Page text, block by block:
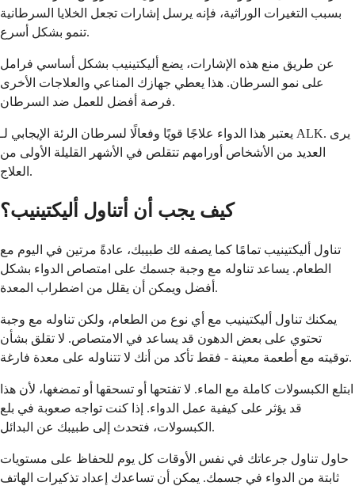
بسبب التغيرات الوراثية، فإنه يرسل إشارات تجعل الخلايا السرطانية
تنمو بشكل أسرع.
عن طريق منع هذه الإشارات، يضع أليكتينيب بشكل أساسي فرامل
على نمو السرطان. هذا يعطي جهازك المناعي والعلاجات الأخرى
فرصة أفضل للعمل ضد السرطان.
يعتبر هذا الدواء علاجًا قويًا وفعالًا لسرطان الرئة الإيجابي لـ ALK. يرى
العديد من الأشخاص أورامهم تتقلص في الأشهر القليلة الأولى من
العلاج.
كيف يجب أن أتناول أليكتينيب؟
تناول أليكتينيب تمامًا كما يصفه لك طبيبك، عادةً مرتين في اليوم مع
الطعام. يساعد تناوله مع وجبة جسمك على امتصاص الدواء بشكل
أفضل ويمكن أن يقلل من اضطراب المعدة.
يمكنك تناول أليكتينيب مع أي نوع من الطعام، ولكن تناوله مع وجبة
تحتوي على بعض الدهون قد يساعد في الامتصاص. لا تقلق بشأن
توقيته مع أطعمة معينة - فقط تأكد من أنك لا تتناوله على معدة فارغة.
ابتلع الكبسولات كاملة مع الماء. لا تفتحها أو تسحقها أو تمضغها، لأن هذا
قد يؤثر على كيفية عمل الدواء. إذا كنت تواجه صعوبة في بلع
الكبسولات، فتحدث إلى طبيبك عن البدائل.
حاول تناول جرعاتك في نفس الأوقات كل يوم للحفاظ على مستويات
ثابتة من الدواء في جسمك. يمكن أن تساعدك إعداد تذكيرات الهاتف